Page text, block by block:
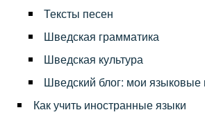
Тексты песен
Шведская грамматика
Шведская культура
Шведский блог: мои языковые
Как учить иностранные языки